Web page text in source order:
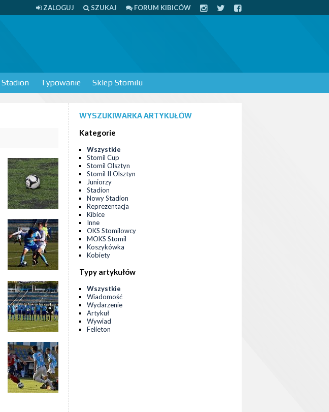
ZALOGUJ SZUKAJ FORUM KIBICÓW
Stadion Typowanie Sklep Stomilu
WYSZUKIWARKA ARTYKUŁÓW
Kategorie
Wszystkie
Stomil Cup
Stomil Olsztyn
Stomil II Olsztyn
Juniorzy
Stadion
Nowy Stadion
Reprezentacja
Kibice
Inne
OKS Stomilowcy
MOKS Stomil
Koszykówka
Kobiety
Typy artykułów
Wszystkie
Wiadomość
Wydarzenie
Artykuł
Wywiad
Felieton